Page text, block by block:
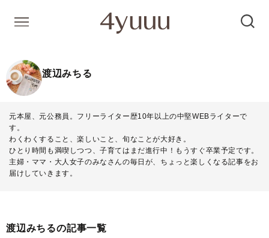
渡辺みちる
元本屋、元公務員。フリーライター歴10年以上の中堅WEBライターで
す。
わくわくすること、楽しいこと、旬なことが大好き。
ひとり時間も満喫しつつ、子育てはまだ進行中！もうすぐ卒業予定です。
主婦・ママ・大人女子のみなさんの毎日が、ちょっと楽しくなる記事をお
届けしていきます。
渡辺みちるの記事一覧